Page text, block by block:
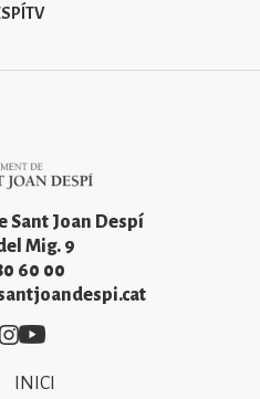
Sant Joan Despí
Mig. 9
60 00
Imatge
Imatge
INICI